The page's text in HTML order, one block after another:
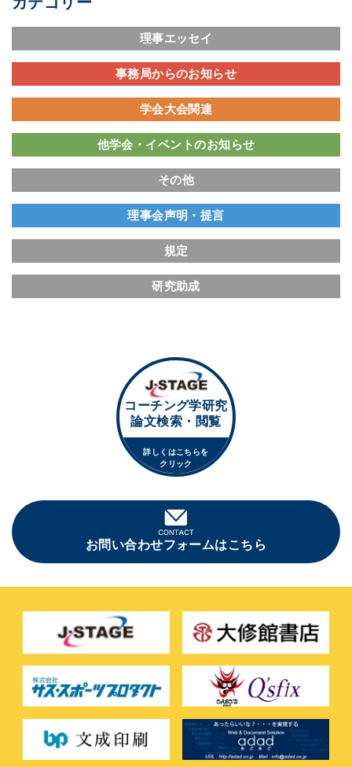
理事エッセイ
事務局からのお知らせ
学会大会関連
他学会・イベントのお知らせ
その他
理事会声明・提言
規定
研究助成
コーチング学研究
論文検索・閲覧
詳しくはこちらを
クリック
お問い合わせフォームはこちら